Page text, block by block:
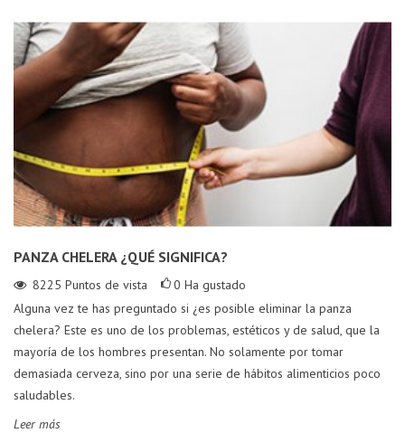
PANZA CHELERA ¿QUÉ SIGNIFICA?
8225 Puntos de vista 0 Ha gustado
Alguna vez te has preguntado si ¿es posible eliminar la panza
chelera? Este es uno de los problemas, estéticos y de salud, que la
mayoría de los hombres presentan. No solamente por tomar
demasiada cerveza, sino por una serie de hábitos alimenticios poco
saludables.
Leer más